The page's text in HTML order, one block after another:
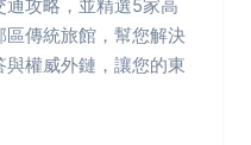
攻略，並精選5家高
傳統旅館，幫您解決
權威外鏈，讓您的東